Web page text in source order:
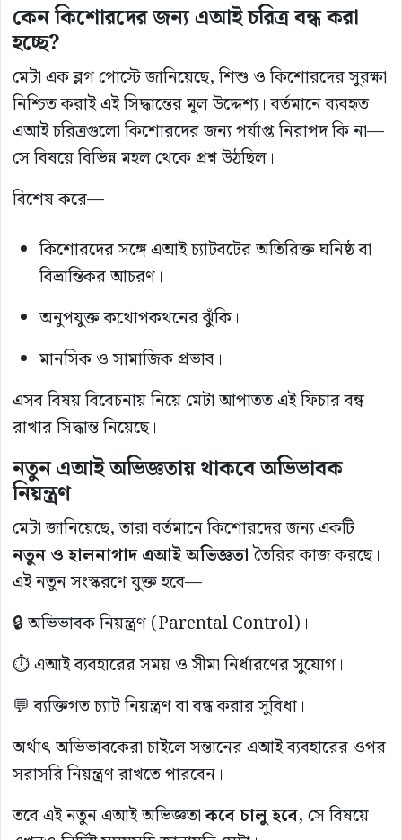
কেন কিশোরদের জন্য এআই চরিত্র বন্ধ করা
হচ্ছে?
মেটা এক ব্লগ পোস্টে জানিয়েছে, শিশু ও কিশোরদের সুরক্ষা
নিশ্চিত করাই এই সিদ্ধান্তের মূল উদ্দেশ্য। বর্তমানে ব্যবহৃত
এআই চরিত্রগুলো কিশোরদের জন্য পর্যাপ্ত নিরাপদ কি না—
সে বিষয়ে বিভিন্ন মহল থেকে প্রশ্ন উঠছিল।
বিশেষ করে—
কিশোরদের সঙ্গে এআই চ্যাটবটের অতিরিক্ত ঘনিষ্ঠ বা
বিভ্রান্তিকর আচরণ।
অনুপযুক্ত কথোপকথনের ঝুঁকি।
মানসিক ও সামাজিক প্রভাব।
এসব বিষয় বিবেচনায় নিয়ে মেটা আপাতত এই ফিচার বন্ধ
রাখার সিদ্ধান্ত নিয়েছে।
নতুন এআই অভিজ্ঞতায় থাকবে অভিভাবক
নিয়ন্ত্রণ
মেটা জানিয়েছে, তারা বর্তমানে কিশোরদের জন্য একটি
নতুন ও হালনাগাদ এআই অভিজ্ঞতাতৈরির কাজ করছে।
এই নতুন সংস্করণে যুক্ত হবে—
🔒 অভিভাবক নিয়ন্ত্রণ (Parental Control)।
⏱️ এআই ব্যবহারের সময় ও সীমা নির্ধারণের সুযোগ।
💬 ব্যক্তিগত চ্যাট নিয়ন্ত্রণ বা বন্ধ করার সুবিধা।
অর্থাৎ অভিভাবকেরা চাইলে সন্তানের এআই ব্যবহারের ওপর
সরাসরি নিয়ন্ত্রণ রাখতে পারবেন।
তবে এই নতুন এআই অভিজ্ঞতাকবে চালু হবে, সে বিষয়ে